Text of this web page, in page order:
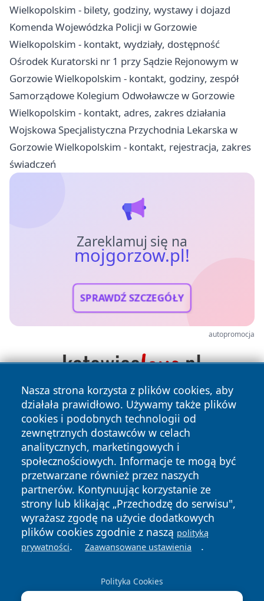
Wielkopolskim - bilety, godziny, wystawy i dojazd
Komenda Wojewódzka Policji w Gorzowie
Wielkopolskim - kontakt, wydziały, dostępność
Ośrodek Kuratorski nr 1 przy Sądzie Rejonowym w
Gorzowie Wielkopolskim - kontakt, godziny, zespół
Samorządowe Kolegium Odwoławcze w Gorzowie
Wielkopolskim - kontakt, adres, zakres działania
Wojskowa Specjalistyczna Przychodnia Lekarska w
Gorzowie Wielkopolskim - kontakt, rejestracja, zakres
świadczeń
Zareklamuj się na
mojgorzow.pl!
SPRAWDŹ SZCZEGÓŁY
autopromocja
Nasza strona korzysta z plików cookies, aby
działała prawidłowo. Używamy także plików
cookies i podobnych technologii od
zewnętrznych dostawców w celach
analitycznych, marketingowych i
społecznościowych. Informacje te mogą być
przetwarzane również przez naszych
partnerów. Kontynuując korzystanie ze
strony lub klikając „Przechodzę do serwisu",
wyrażasz zgodę na użycie dodatkowych
plików cookies zgodnie z naszą polityką
prywatności. Zaawansowane ustawienia .
Polityka Cookies
Copyright © 2026 mojgorzow.pl Wszystkie prawa zastrzeżone.
News Autorzy
Polityka
Prywatności
Polityka
Cookies